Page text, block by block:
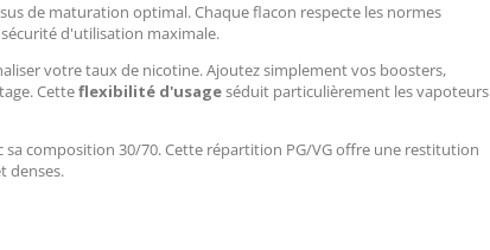
de maturation optimal. Chaque flacon respecte les normes
d'utilisation maximale.
votre taux de nicotine. Ajoutez simplement vos boosters,
Cetteflexibilité d'usageséduit particulièrement les vapoteurs
composition 30/70. Cette répartition PG/VG offre une restitution
denses.